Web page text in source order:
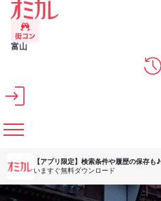
メインコンテンツへスキップ
富山
【アプリ限定】 検索条件や履歴の保存も♪
いますぐ無料ダウンロード